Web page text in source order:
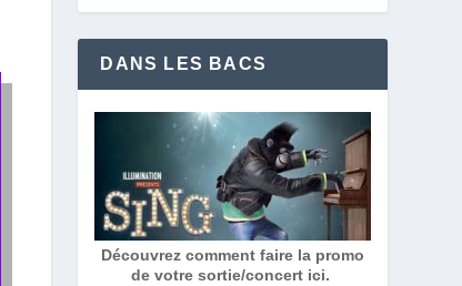
DANS LES BACS
Découvrez comment faire la promo
de votre sortie/concert ici.